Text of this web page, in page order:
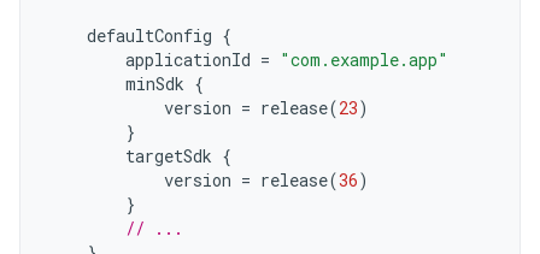
defaultConfig {
applicationId = "com.example.app"
minSdk {
version = release(23)
}
targetSdk {
version = release(36)
}
// ...